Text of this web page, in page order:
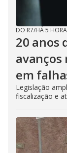
DO R7/HÁ 5
20 anos
avanços
em
Legislação
fiscalização e